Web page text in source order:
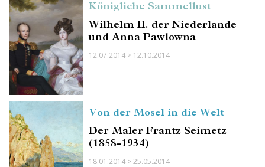
Königliche Sammellust
Wilhelm II. der Niederlande
und Anna Pawlowna
12.07.2014 > 12.10.2014
Von der Mosel in die Welt
Der Maler Frantz Seimetz
(1858-1934)
18.01.2014 > 25.05.2014